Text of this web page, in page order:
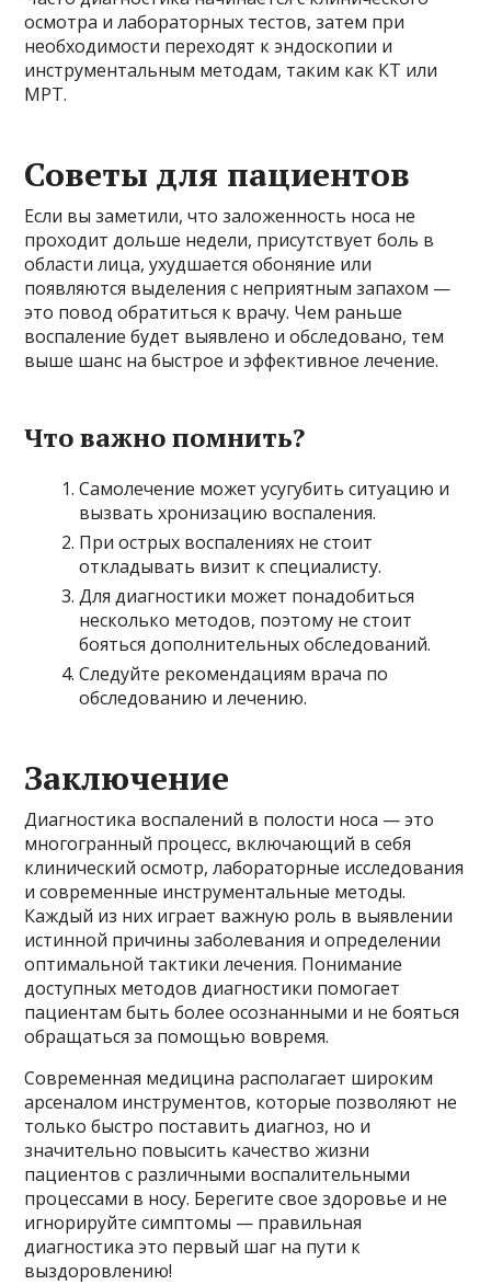
осмотра и лабораторных тестов, затем при
необходимости переходят к эндоскопии и
инструментальным методам, таким как КТ или
МРТ.
Советы для пациентов
Если вы заметили, что заложенность носа не
проходит дольше недели, присутствует боль в
области лица, ухудшается обоняние или
появляются выделения с неприятным запахом —
это повод обратиться к врачу. Чем раньше
воспаление будет выявлено и обследовано, тем
выше шанс на быстрое и эффективное лечение.
Что важно помнить?
Самолечение может усугубить ситуацию и
вызвать хронизацию воспаления.
При острых воспалениях не стоит
откладывать визит к специалисту.
Для диагностики может понадобиться
несколько методов, поэтому не стоит
бояться дополнительных обследований.
Следуйте рекомендациям врача по
обследованию и лечению.
Заключение
Диагностика воспалений в полости носа — это
многогранный процесс, включающий в себя
клинический осмотр, лабораторные исследования
и современные инструментальные методы.
Каждый из них играет важную роль в выявлении
истинной причины заболевания и определении
оптимальной тактики лечения. Понимание
доступных методов диагностики помогает
пациентам быть более осознанными и не бояться
обращаться за помощью вовремя.
Современная медицина располагает широким
арсеналом инструментов, которые позволяют не
только быстро поставить диагноз, но и
значительно повысить качество жизни
пациентов с различными воспалительными
процессами в носу. Берегите свое здоровье и не
игнорируйте симптомы — правильная
диагностика это первый шаг на пути к
выздоровлению!